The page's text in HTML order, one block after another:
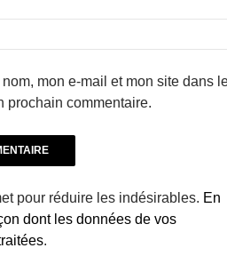
mon e-mail et mon site dans
prochain commentaire.
pour réduire les indésirables. En
dont les données de vos
.